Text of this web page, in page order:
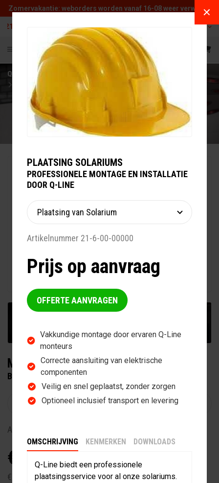
Zomervakantie: weborders worden vanaf 16-08 weer verwerkt.
Rechtstreeks uit de fabriek 25 jaar ervaring Kwaliteit en
NL
Q-LINE WARMING UP
PAARDENSOLARIUM
MERCURR SOLARIUM
MERCURR SOLARIUM
BASIC, 230V
Artikelnummer 20-5-05-00230
€ 2.855,07
€ 2.359,56 exclusief BTW
PLAATSING SOLARIUMS
PROFESSIONELE MONTAGE EN INSTALLATIE
DOOR Q-LINE
Artikelnummer 21-6-00-00000
Prijs op aanvraag
OFFERTE AANVRAGEN
Vakkundige montage door ervaren Q-Line
monteurs
Correcte aansluiting van elektrische
componenten
Veilig en snel geplaatst, zonder zorgen
Optioneel inclusief transport en levering
OMSCHRIJVING KENMERKEN DOWNLOADS
Q-Line biedt een professionele
plaatsingsservice voor al onze solariums.